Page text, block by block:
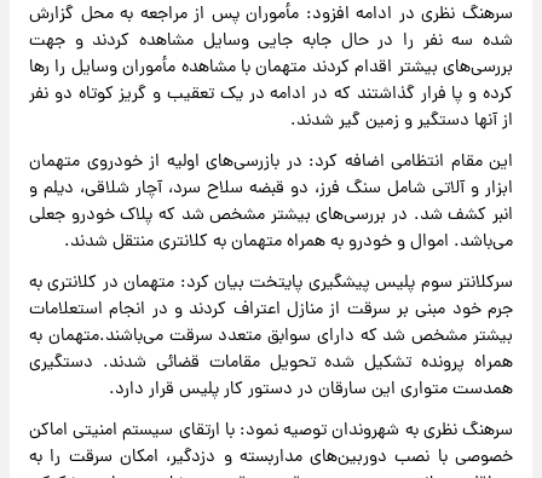
سرهنگ نظری در ادامه افزود: مأموران پس از مراجعه به محل گزارش
شده سه نفر را در حال جابه جایی وسایل مشاهده کردند و جهت
بررسی‌های بیشتر اقدام کردند متهمان با مشاهده مأموران وسایل را رها
کرده و پا فرار گذاشتند که در ادامه در یک تعقیب و گریز کوتاه دو نفر
از آنها دستگیر و زمین گیر شدند.
این مقام انتظامی اضافه کرد: در بازرسی‌های اولیه از خودروی متهمان
ابزار و آلاتی شامل سنگ فرز، دو قبضه سلاح سرد، آچار شلاقی، دیلم و
انبر کشف شد. در بررسی‌های بیشتر مشخص شد که پلاک خودرو جعلی
می‌باشد. اموال و خودرو به همراه متهمان به کلانتری منتقل شدند.
سرکلانتر سوم پلیس پیشگیری پایتخت بیان کرد: متهمان در کلانتری به
جرم خود مبنی بر سرقت از منازل اعتراف کردند و در انجام استعلامات
بیشتر مشخص شد که دارای سوابق متعدد سرقت می‌باشند.متهمان به
همراه پرونده تشکیل شده تحویل مقامات قضائی شدند. دستگیری
همدست متواری این سارقان در دستور کار پلیس قرار دارد.
سرهنگ نظری به شهروندان توصیه نمود: با ارتقای سیستم امنیتی اماکن
خصوصی با نصب دوربین‌های مداربسته و دزدگیر، امکان سرقت را به